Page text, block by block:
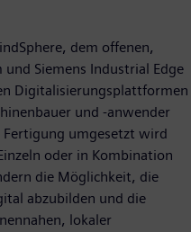
dem offenen,
Siemens Industrial Edge
Digitalisierungsplattformen
und -anwender
umgesetzt wird
oder in Kombination
die Möglichkeit, die
abzubilden und die
lokaler